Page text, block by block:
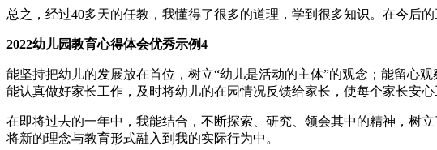
总之，经过40多天的任教，我懂得了很多的道理，学到很多知识。在今后
2022幼儿园教育心得体会优秀示例4
能坚持把幼儿的发展放在首位，树立“幼儿是活动的主体”的观念；能留心
能认真做好家长工作，及时将幼儿的在园情况反馈给家长，使每个家长
在即将过去的一年中，我能结合，不断探索、研究、领会其中的精神，树
将新的理念与教育形式融入到我的实际行为中。